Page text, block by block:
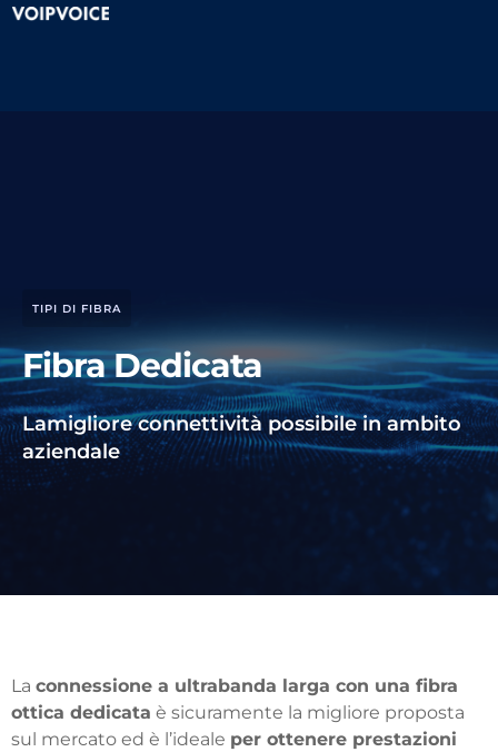
TIPI DI FIBRA
Fibra Dedicata
Lamigliore connettività possibile in ambito
aziendale
La connessione a ultrabanda larga con una fibra
ottica dedicata è sicuramente la migliore proposta
sul mercato ed è l’ideale per ottenere prestazioni